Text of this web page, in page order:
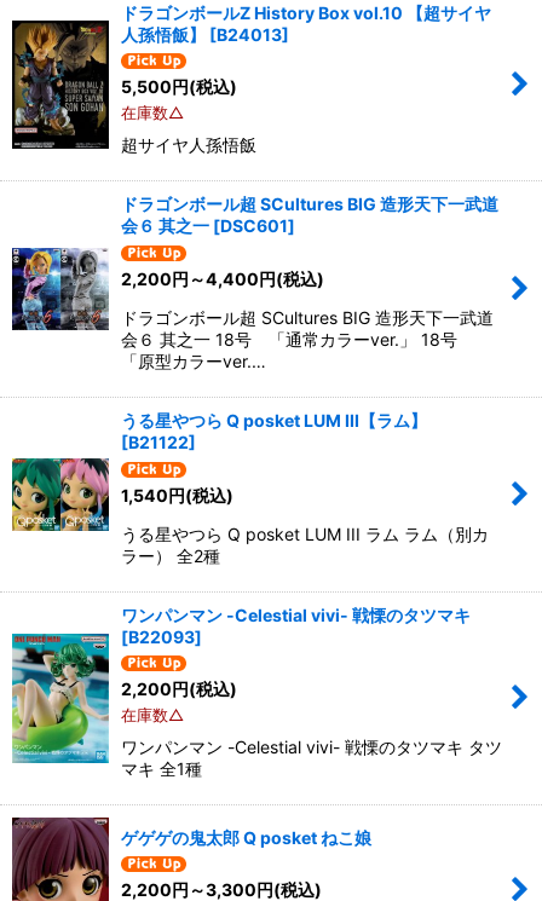
ドラゴンボールZ History Box vol.10 【超サイヤ
人孫悟飯】
[B24013]
5,500円(税込)
在庫数△
超サイヤ人孫悟飯
ドラゴンボール超 SCultures BIG 造形天下一武道
会６ 其之一 [DSC601]
2,200円 ～4,400円(税込)
ドラゴンボール超 SCultures BIG 造形天下一武道
会６ 其之一 18号 「通常カラーver.」 18号
「原型カラーver.…
うる星やつら Q posket LUM III【ラム】
[B21122]
1,540円(税込)
うる星やつら Q posket LUM III ラム ラム（別カ
ラー） 全2種
ワンパンマン -Celestial vivi- 戦慄のタツマキ
[B22093]
2,200円(税込)
在庫数△
ワンパンマン -Celestial vivi- 戦慄のタツマキ タツ
マキ 全1種
ゲゲゲの鬼太郎 Q posket ねこ娘
2,200円 ～3,300円(税込)